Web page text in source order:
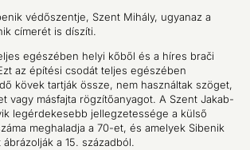
védőszentje, Szent Mihály, ugyanaz a
címerét is díszíti.
egészében helyi kőből és a híres brači
az építési csodát teljes egészében
kövek tartják össze, nem használtak szöget,
vagy másfajta rögzítőanyagot. A Szent Jakab-
legérdekesebb jellegzetessége a külső
meghaladja a 70-et, és amelyek Sibenik
a 15. századból.